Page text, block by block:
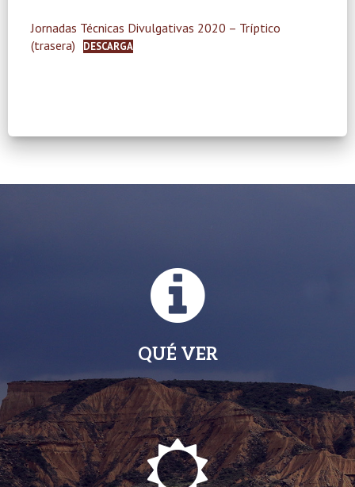
Jornadas Técnicas Divulgativas 2020 – Tríptico
(trasera)
DESCARGA
QUÉ VER